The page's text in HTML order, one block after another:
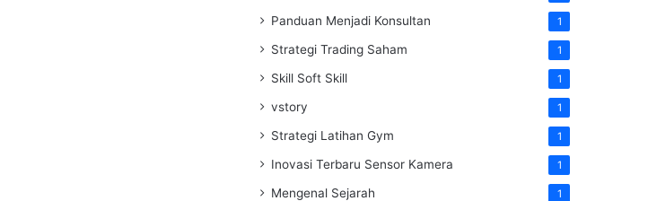
Panduan Menjadi Konsultan 1
Strategi Trading Saham 1
Skill Soft Skill 1
vstory 1
Strategi Latihan Gym 1
Inovasi Terbaru Sensor Kamera 1
Mengenal Sejarah 1